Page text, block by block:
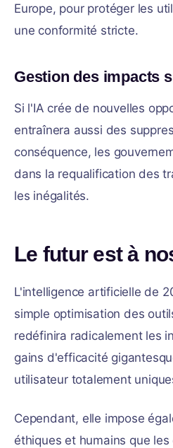
Europe, pour protéger les
une conformité stricte.
Gestion des impacts
Si l'IA crée de nouvelles
entraînera aussi des
conséquence, les
dans la requalification des
les inégalités.
Le futur est à
L'intelligence artificielle de
simple optimisation des
redéfinira radicalement les
gains d'efficacité
utilisateur totalement
Cependant, elle impose
éthiques et humains que